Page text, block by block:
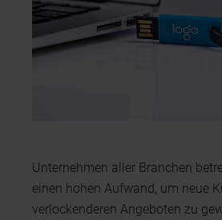
Unternehmen aller Branchen
einen hohen Aufwand, um neue
verlockenderen Angeboten zu